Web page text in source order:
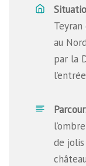
au
par la
de